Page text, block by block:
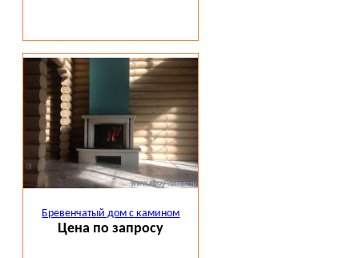
Бревенчатый дом с камином
Цена по запросу